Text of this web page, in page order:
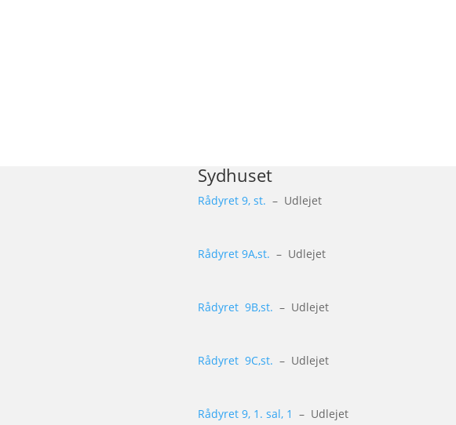
Sydhuset
Rådyret 9, st. – Udlejet
Rådyret 9A,st. – Udlejet
Rådyret 9B,st. – Udlejet
Rådyret 9C,st. – Udlejet
Rådyret 9, 1. sal, 1 – Udlejet